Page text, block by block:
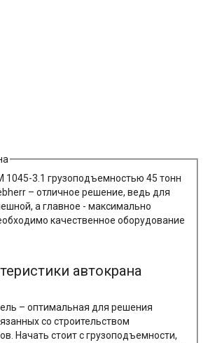
1045-3.1 грузоподъемностью 45 тонн
– отличное решение, ведь для
а главное - максимально
качественное оборудование
автокрана
– оптимальная для решения
со строительством
Начать стоит с грузоподъемности,